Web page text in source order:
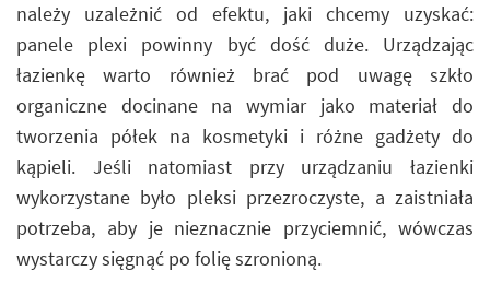
należy uzależnić od efektu, jaki chcemy uzyskać:
panele plexi powinny być dość duże. Urządzając
łazienkę warto również brać pod uwagę szkło
organiczne docinane na wymiar jako materiał do
tworzenia półek na kosmetyki i różne gadżety do
kąpieli. Jeśli natomiast przy urządzaniu łazienki
wykorzystane było pleksi przezroczyste, a zaistniała
potrzeba, aby je nieznacznie przyciemnić, wówczas
wystarczy sięgnąć po folię szronioną.